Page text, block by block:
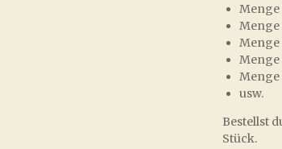
Menge
Menge
Menge
Menge
Menge
usw.
Bestellst
Stück.